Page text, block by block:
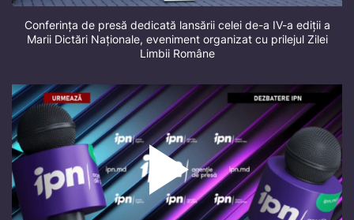
Conferința de presă dedicată lansării celei de-a IV-a ediții a
Marii Dictări Naționale, eveniment organizat cu prilejul Zilei
Limbii Române